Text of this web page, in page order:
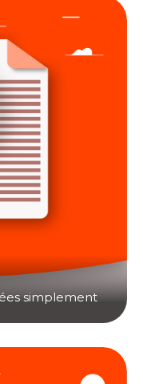
simplement